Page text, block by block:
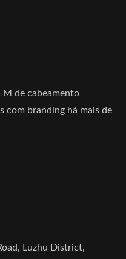
de cabeamento
com branding há mais de
Luzhu District,